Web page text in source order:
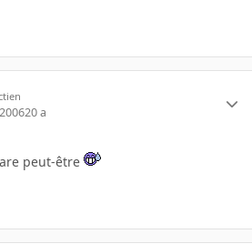
20 a
peut-être